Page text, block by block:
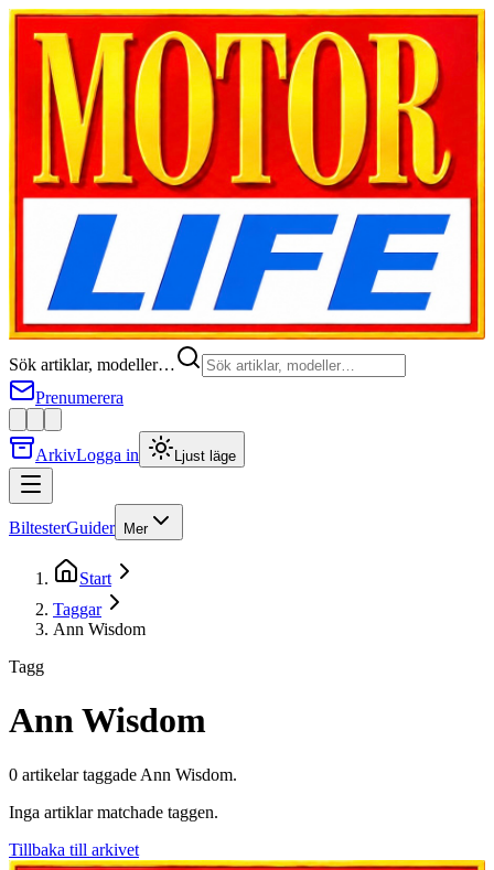
Sök artiklar, modeller…
Prenumerera
ArkivLogga in Ljust läge
BiltesterGuider Mer
Start
Taggar
Ann Wisdom
Tagg
Ann Wisdom
0 artikelartaggade Ann Wisdom.
Inga artiklar matchade taggen.
Tillbaka till arkivet